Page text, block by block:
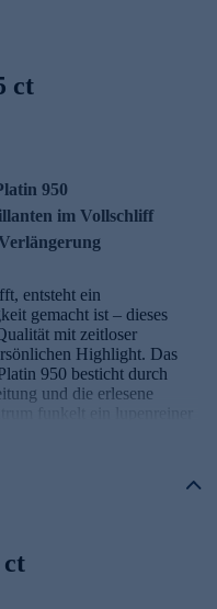
ct
950
im Vollschliff
entsteht ein
gemacht ist – dieses
mit zeitloser
Highlight. Das
950 besticht durch
und die erlesene
funkelt ein lupenreiner
ca. 2,65 mm und einem
veredelt und in filigranen
Lichteinfall ein
aus Platin 950 hat eine